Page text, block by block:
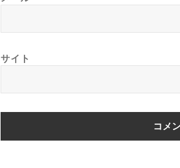
サイト